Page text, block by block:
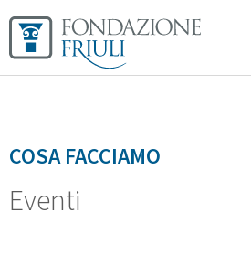
COSA FACCIAMO
Eventi